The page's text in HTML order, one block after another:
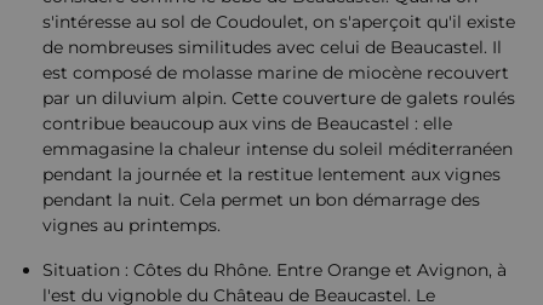
s'intéresse au sol de Coudoulet, on s'aperçoit qu'il existe
de nombreuses similitudes avec celui de Beaucastel. Il
est composé de molasse marine de miocène recouvert
par un diluvium alpin. Cette couverture de galets roulés
contribue beaucoup aux vins de Beaucastel : elle
emmagasine la chaleur intense du soleil méditerranéen
pendant la journée et la restitue lentement aux vignes
pendant la nuit. Cela permet un bon démarrage des
vignes au printemps.
Situation : Côtes du Rhône. Entre Orange et Avignon, à
l'est du vignoble du Château de Beaucastel. Le